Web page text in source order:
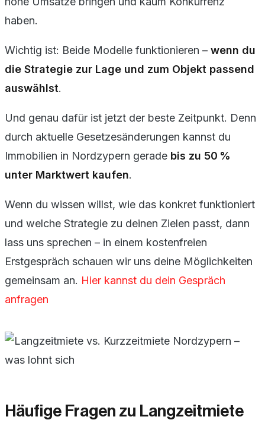
haben.
Wichtig ist: Beide Modelle funktionieren – wenn du
die Strategie zur Lage und zum Objekt passend
auswählst.
Und genau dafür ist jetzt der beste Zeitpunkt. Denn
durch aktuelle Gesetzesänderungen kannst du
Immobilien in Nordzypern gerade bis zu 50 %
unter Marktwert kaufen.
Wenn du wissen willst, wie das konkret funktioniert
und welche Strategie zu deinen Zielen passt, dann
lass uns sprechen – in einem kostenfreien
Erstgespräch schauen wir uns deine Möglichkeiten
gemeinsam an. Hier kannst du dein Gespräch
anfragen
Häufige Fragen zu Langzeitmiete